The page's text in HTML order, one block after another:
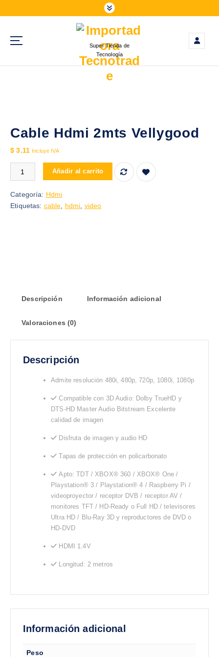
a
Super Tienda de
Tecnología
Cable Hdmi 2mts Vellygood
$ 3.11 Incluye IVA
Cable Hdmi 2mts Vellygood cantidad
Añadir al carrito
Categoría: Hdmi
Etiquetas: cable, hdmi, video
Descripción Información adicional
Valoraciones (0)
Descripción
Admite resolución 480i, 480p, 720p, 1080i, 1080p
Compatible con 3D Audio: Dolby TrueHD y
DTS-HD Master Audio Bitstream Excelente
calidad de imagen
Disfruta de imagen y audio HD
Tapas de protección en policarbonato
Apto: TDT / XBOX® 360 / XBOX® One /
Playstation® 3 / Playstation® 4 / Raspberry Pi /
videoproyector / receptor DVB / receptor AV /
monitores TFT / HD-Ready o Full HD / televisores
Ultra HD / Blu-Ray 3D y reproductores de DVD o
HD-DVD
HDMI 1.4V
Longitud: 2 metros
Información adicional
Peso